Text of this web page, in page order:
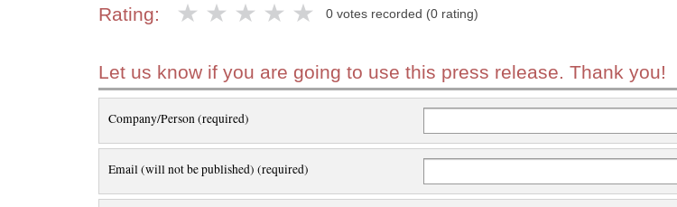
Rating: 0 votes recorded (0 rating)
Let us know if you are going to use this press release. Thank you!
Company/Person (required)
Email (will not be published) (required)